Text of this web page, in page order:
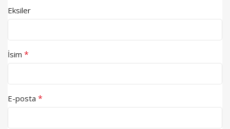
Eksiler
İsim *
E-posta *